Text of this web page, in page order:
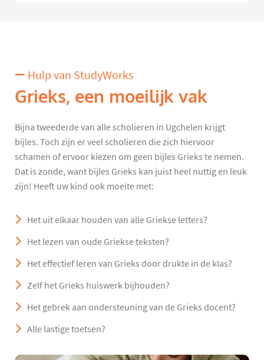
Hulp van StudyWorks
Grieks, een moeilijk vak
Bijna tweederde van alle scholieren in Ugchelen krijgt
bijles. Toch zijn er veel scholieren die zich hiervoor
schamen of ervoor kiezen om geen bijles Grieks te nemen.
Dat is zonde, want bijles Grieks kan juist heel nuttig en leuk
zijn! Heeft uw kind ook moeite met:
Het uit elkaar houden van alle Griekse letters?
Het lezen van oude Griekse teksten?
Het effectief leren van Grieks door drukte in de klas?
Zelf het Grieks huiswerk bijhouden?
Het gebrek aan ondersteuning van de Grieks docent?
Alle lastige toetsen?